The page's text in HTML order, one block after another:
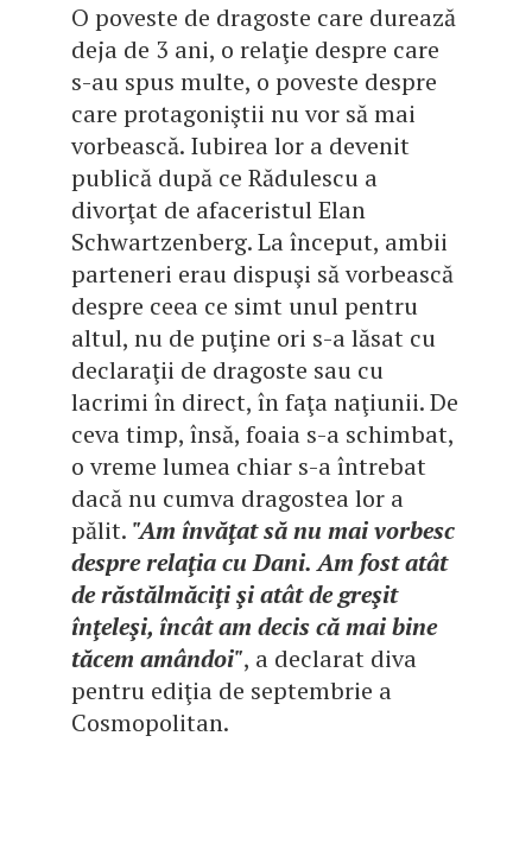
O poveste de dragoste care durează
deja de 3 ani, o relaţie despre care
s-au spus multe, o poveste despre
care protagoniştii nu vor să mai
vorbească. Iubirea lor a devenit
publică după ce Rădulescu a
divorţat de afaceristul Elan
Schwartzenberg. La început, ambii
parteneri erau dispuşi să vorbească
despre ceea ce simt unul pentru
altul, nu de puţine ori s-a lăsat cu
declaraţii de dragoste sau cu
lacrimi în direct, în faţa naţiunii. De
ceva timp, însă, foaia s-a schimbat,
o vreme lumea chiar s-a întrebat
dacă nu cumva dragostea lor a
pălit. "Am învăţat să nu mai vorbesc
despre relaţia cu Dani. Am fost atât
de răstălmăciţi şi atât de greşit
înţeleşi, încât am decis că mai bine
tăcem amândoi", a declarat diva
pentru ediţia de septembrie a
Cosmopolitan.